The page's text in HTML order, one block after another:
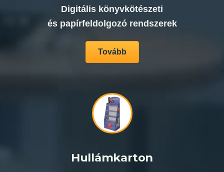
Digitális könyvkötészeti
és papírfeldolgozó rendszerek
Tovább
Hullámkarton